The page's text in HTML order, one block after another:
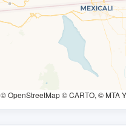
© OpenStreetMap © CARTO, © MTA